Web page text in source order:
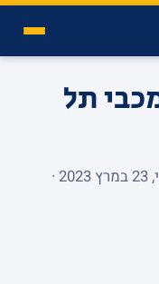
תל
יורוליג 2022-23 · מחזור 30 · יום חמישי, 23 במרץ 2023 ·